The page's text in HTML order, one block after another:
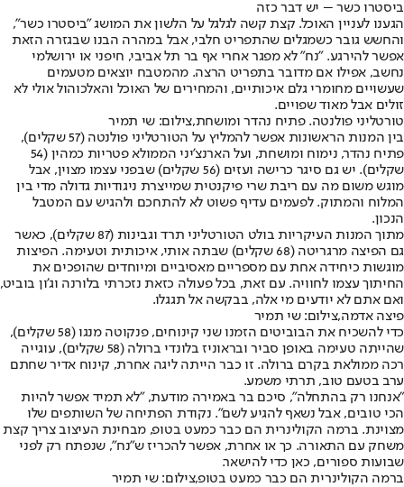
ביסטרו כשר – יש דבר כזה
הגענו לעניין האוכל. קצת קשה לגלגל על הלשון את המושג "ביסטרו כשר",
והחשש גובר כשמגלים שהתפריט חלבי, אבל במהרה הבנו שבגזרה הזאת
אפשר להירגע. "נח" לא מפגר אחרי אף בר תל אביבי, חיפני או ירושלמי
נחשב, אפילו אם מדובר בתפריט הרצה. מהמטבח יוצאים מטעמים
שעשויים מחומרי גלם איכותיים, והמחירים של האוכל והאלכוהול אולי לא
זולים אבל מאוד שפויים.
טורטליני פולנטה. פתיח נהדר ומושחת,צילום: שי תמיר
בין המנות הראשונות אפשר להמליץ על הטורטליני פולנטה (57 שקלים),
פתיח נהדר, נימוח ומושחת, ועל הארנצ'יני הממולא פטריות כמהין (54
שקלים). יש גם סיגר כרישה ועזים (56 שקלים) שבפני עצמו מצוין, אבל
מוגש משום מה עם ריבת שרי פיקנטית שמייצרת ניגודיות גדולה מדי בין
המלוח והמתוק. לפעמים עדיף פשוט לא להתחכם ולהגיש עם המטבל
הנכון.
מתוך המנות העיקריות בולט הטורטליני תרד וגבינות (87 שקלים), כאשר
גם הפיצה מרגריטה (68 שקלים) שבתה אותי, איכותית וטעימה. הפיצות
מוגשות כיחידה אחת עם מספריים מאסיביים ומיוחדים שהופכים את
החיתוך עצמו לחוויה. עם זאת, בכל פעולה כזאת נזכרתי בלורנה וג'ון בוביט,
ואם אתם לא יודעים מי אלה, בבקשה אל תגגלו.
פיצה אדמה,צילום: שי תמיר
כדי להשכיח את הבוביטים הזמנו שני קינוחים, פנקוטה מנגו (58 שקלים),
שהייתה טעימה באופן סביר ובראוניז בלונדי ברולה (58 שקלים), עוגייה
רכה ממולאת בקרם ברולה. זו כבר הייתה ליגה אחרת, קינוח אדיר שחתם
ערב בטעם טוב, תרתי משמע.
"אנחנו רק בהתחלה", סיכם בר באמירה מודעת, "לא תמיד אפשר להיות
הכי טובים, אבל נשאף להגיע לשם". נקודת הפתיחה של השותפים שלו
מצוינת. ברמה הקולינרית הם כבר כמעט בטופ, מבחינת העיצוב צריך קצת
משחק עם התאורה. כך או אחרת, אפשר להכריז ש"נח", שנפתח רק לפני
שבועות ספורים, כאן כדי להישאר.
ברמה הקולינרית הם כבר כמעט בטופ,צילום: שי תמיר